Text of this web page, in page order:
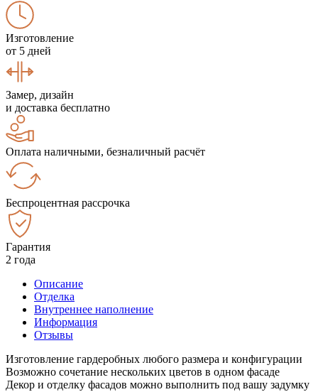
Изготовление
от 5 дней
Замер, дизайн
и доставка бесплатно
Оплата наличными, безналичный расчёт
Беспроцентная рассрочка
Гарантия
2 года
Описание
Отделка
Внутреннее наполнение
Информация
Отзывы
Изготовление гардеробных любого размера и конфигурации
Возможно сочетание нескольких цветов в одном фасаде
Декор и отделку фасадов можно выполнить под вашу задумку